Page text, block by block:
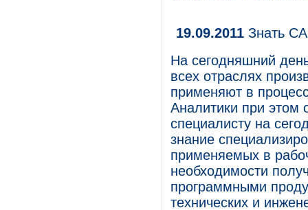
19.09.2011 Знать
На сегодняшний
всех отраслях
применяют в
Аналитики при этом
специалисту на
знание
применяемых в
необходимости
программными
технических и